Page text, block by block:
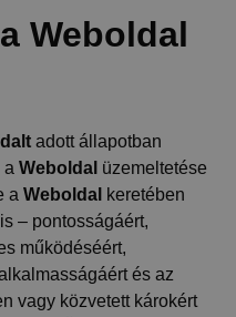
Weboldal
adott állapotban
aWeboldal üzemeltetése
aWeboldal keretében
– pontosságáért,
működéséért,
és az
vagy közvetett károkért